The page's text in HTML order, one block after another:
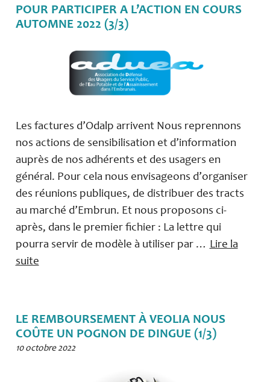
POUR PARTICIPER A L’ACTION EN COURS
AUTOMNE 2022 (3/3)
Les factures d’Odalp arrivent Nous reprennons
nos actions de sensibilisation et d’information
auprès de nos adhérents et des usagers en
général. Pour cela nous envisageons d’organiser
des réunions publiques, de distribuer des tracts
au marché d’Embrun. Et nous proposons ci-
après, dans le premier fichier : La lettre qui
pourra servir de modèle à utiliser par … Lire la
suite
LE REMBOURSEMENT À VEOLIA NOUS
COÛTE UN POGNON DE DINGUE (1/3)
10 octobre 2022